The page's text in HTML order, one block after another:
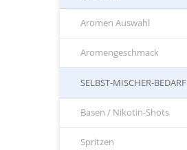
Aromen Auswahl
Aromengeschmack
SELBST-MISCHER-BEDARF
Basen / Nikotin-Shots
Spritzen